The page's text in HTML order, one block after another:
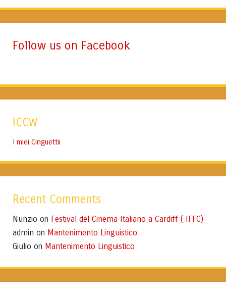
Follow us on Facebook
ICCW
I miei Cinguettii
Recent Comments
Nunzio on Festival del Cinema Italiano a Cardiff ( IFFC)
admin on Mantenimento Linguistico
Giulio on Mantenimento Linguistico